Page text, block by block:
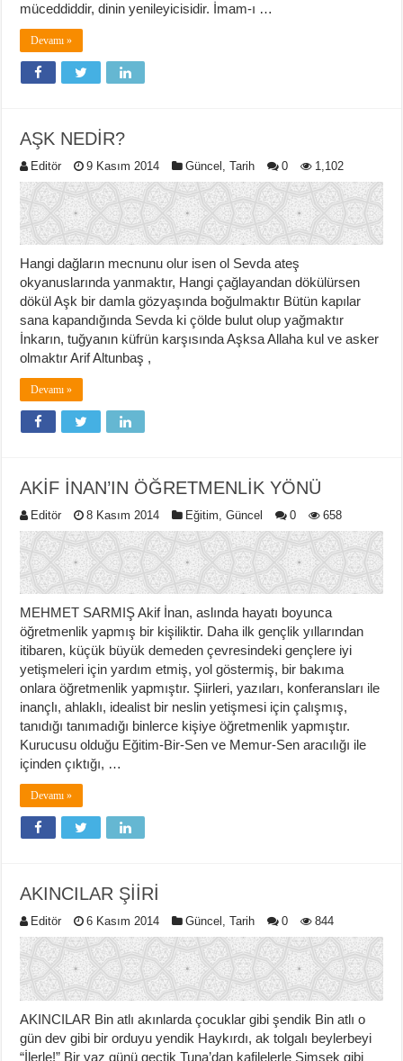
müceddiddir, dinin yenileyicisidir. İmam-ı …
Devamı »
AŞK NEDİR?
Editör 9 Kasım 2014 Güncel ,Tarih 0 1,102
Hangi dağların mecnunu olur isen ol Sevda ateş
okyanuslarında yanmaktır, Hangi çağlayandan dökülürsen
dökül Aşk bir damla gözyaşında boğulmaktır Bütün kapılar
sana kapandığında Sevda ki çölde bulut olup yağmaktır
İnkarın, tuğyanın küfrün karşısında Aşksa Allaha kul ve asker
olmaktır Arif Altunbaş ,
Devamı »
AKİF İNAN’IN ÖĞRETMENLİK YÖNÜ
Editör 8 Kasım 2014 Eğitim,Güncel 0 658
MEHMET SARMIŞ Akif İnan, aslında hayatı boyunca
öğretmenlik yapmış bir kişiliktir. Daha ilk gençlik yıllarından
itibaren, küçük büyük demeden çevresindeki gençlere iyi
yetişmeleri için yardım etmiş, yol göstermiş, bir bakıma
onlara öğretmenlik yapmıştır. Şiirleri, yazıları, konferansları ile
inançlı, ahlaklı, idealist bir neslin yetişmesi için çalışmış,
tanıdığı tanımadığı binlerce kişiye öğretmenlik yapmıştır.
Kurucusu olduğu Eğitim-Bir-Sen ve Memur-Sen aracılığı ile
içinden çıktığı, …
Devamı »
AKINCILAR ŞİİRİ
Editör 6 Kasım 2014 Güncel ,Tarih 0 844
AKINCILAR Bin atlı akınlarda çocuklar gibi şendik Bin atlı o
gün dev gibi bir orduyu yendik Haykırdı, ak tolgalı beylerbeyi
“İlerle!” Bir yaz günü geçtik Tuna’dan kafilelerle Şimşek gibi